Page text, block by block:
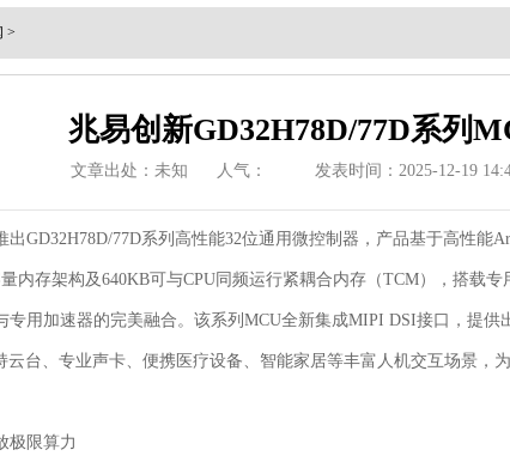
>
兆易创新GD32H78D/77D系列
文章出处：未知 人气： 发表时间：2025-12-19
77D系列高性能32位通用微控制器，产品基于高性能
内存架构及640KB可与CPU同频运行紧耦合内存（TCM），搭载
用加速器的完美融合。该系列MCU全新集成MIPI DSI接口，提供
台、专业声卡、便携医疗设备、智能家居等丰富人机交互场景，
限算力